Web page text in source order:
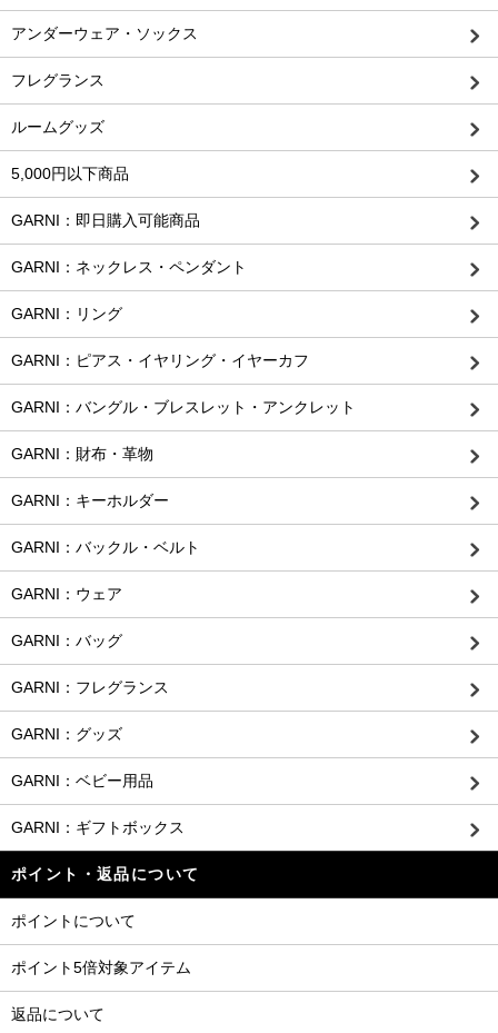
アンダーウェア・ソックス
フレグランス
ルームグッズ
5,000円以下商品
GARNI：即日購入可能商品
GARNI：ネックレス・ペンダント
GARNI：リング
GARNI：ピアス・イヤリング・イヤーカフ
GARNI：バングル・ブレスレット・アンクレット
GARNI：財布・革物
GARNI：キーホルダー
GARNI：バックル・ベルト
GARNI：ウェア
GARNI：バッグ
GARNI：フレグランス
GARNI：グッズ
GARNI：ベビー用品
GARNI：ギフトボックス
ポイント・返品について
ポイントについて
ポイント5倍対象アイテム
返品について